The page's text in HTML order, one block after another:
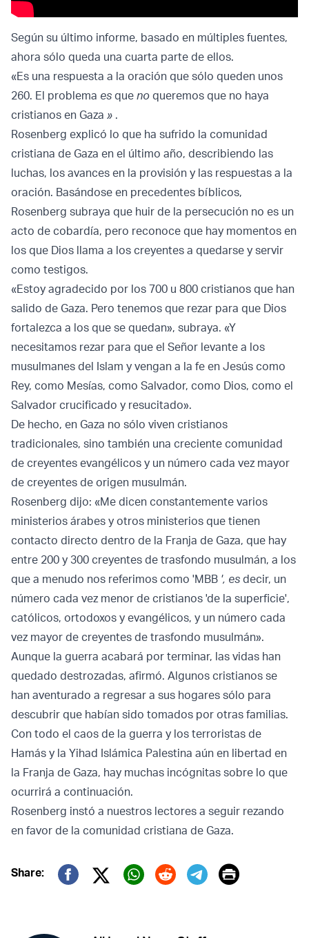
Según su último informe, basado en múltiples fuentes,
ahora sólo queda una cuarta parte de ellos.
«Es una respuesta a la oración que sólo queden unos
260. El problema es que no queremos que no haya
cristianos en Gaza » .
Rosenberg explicó lo que ha sufrido la comunidad
cristiana de Gaza en el último año, describiendo las
luchas, los avances en la provisión y las respuestas a la
oración. Basándose en precedentes bíblicos,
Rosenberg subraya que huir de la persecución no es un
acto de cobardía, pero reconoce que hay momentos en
los que Dios llama a los creyentes a quedarse y servir
como testigos.
«Estoy agradecido por los 700 u 800 cristianos que han
salido de Gaza. Pero tenemos que rezar para que Dios
fortalezca a los que se quedan», subraya. «Y
necesitamos rezar para que el Señor levante a los
musulmanes del Islam y vengan a la fe en Jesús como
Rey, como Mesías, como Salvador, como Dios, como el
Salvador crucificado y resucitado».
De hecho, en Gaza no sólo viven cristianos
tradicionales, sino también una creciente comunidad
de creyentes evangélicos y un número cada vez mayor
de creyentes de origen musulmán.
Rosenberg dijo: «Me dicen constantemente varios
ministerios árabes y otros ministerios que tienen
contacto directo dentro de la Franja de Gaza, que hay
entre 200 y 300 creyentes de trasfondo musulmán, a los
que a menudo nos referimos como 'MBB ', es decir, un
número cada vez menor de cristianos 'de la superficie',
católicos, ortodoxos y evangélicos, y un número cada
vez mayor de creyentes de trasfondo musulmán».
Aunque la guerra acabará por terminar, las vidas han
quedado destrozadas, afirmó. Algunos cristianos se
han aventurado a regresar a sus hogares sólo para
descubrir que habían sido tomados por otras familias.
Con todo el caos de la guerra y los terroristas de
Hamás y la Yihad Islámica Palestina aún en libertad en
la Franja de Gaza, hay muchas incógnitas sobre lo que
ocurrirá a continuación.
Rosenberg instó a nuestros lectores a seguir rezando
en favor de la comunidad cristiana de Gaza.
Share:
Twitter (X)
Print